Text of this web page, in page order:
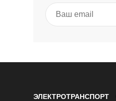
ЭЛЕКТРОТРАНСПОРТ